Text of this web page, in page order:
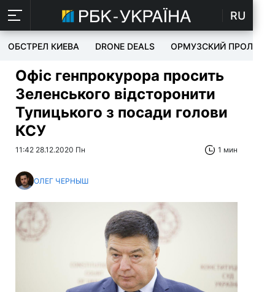
RU
ОБСТРЕЛ КИЕВА DRONE DEALS ОРМУЗСКИЙ ПРОЛИВ
Офіс генпрокурора просить
Зеленського відсторонити
Тупицького з посади голови
КСУ
11:42 28.12.2020 Пн 1 мин
ОЛЕГ ЧЕРНЫШ